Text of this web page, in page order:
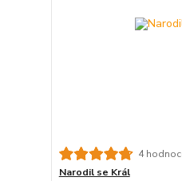
4
Narodil se Král